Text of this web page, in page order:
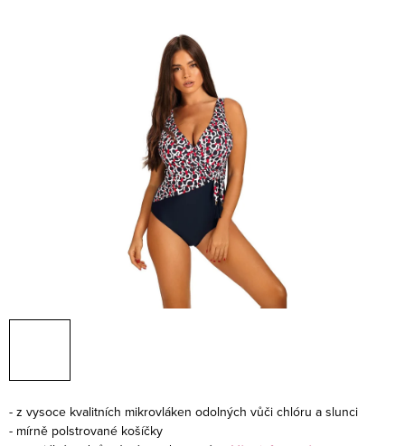
- z vysoce kvalitních mikrovláken odolných vůči chlóru a slunci
- mírně polstrované košíčky